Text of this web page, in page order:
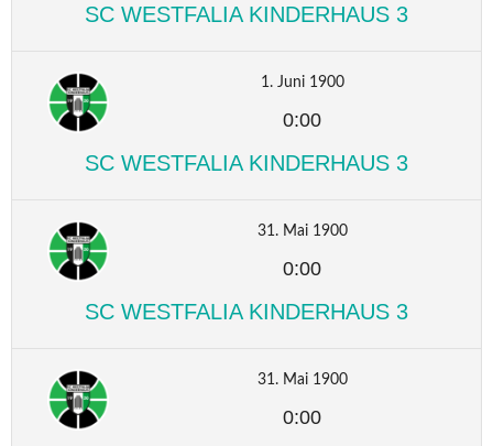
SC WESTFALIA KINDERHAUS 3
1. Juni 1900
0:00
SC WESTFALIA KINDERHAUS 3
31. Mai 1900
0:00
SC WESTFALIA KINDERHAUS 3
31. Mai 1900
0:00